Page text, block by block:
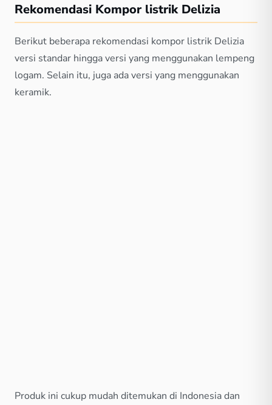
Rekomendasi Kompor listrik Delizia
Berikut beberapa rekomendasi kompor listrik Delizia
versi standar hingga versi yang menggunakan lempeng
logam. Selain itu, juga ada versi yang menggunakan
keramik.
Produk ini cukup mudah ditemukan di Indonesia dan